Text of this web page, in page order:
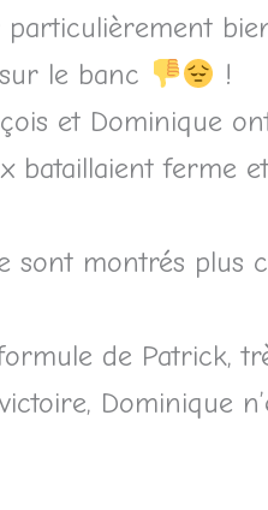
particulièrement
le banc
!
et Dominique
bataillaient ferme
sont montrés plus
de Patrick,
Dominique